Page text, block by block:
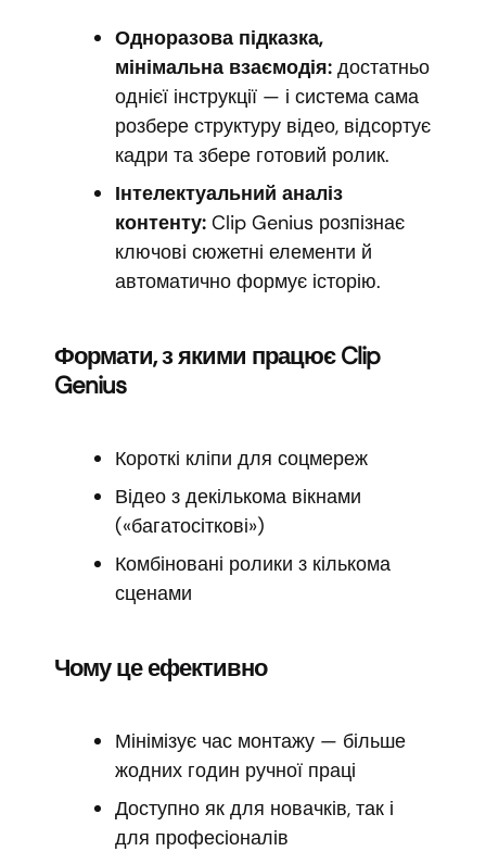
Одноразова підказка,
мінімальна взаємодія: достатньо
однієї інструкції — і система сама
розбере структуру відео, відсортує
кадри та збере готовий ролик.
Інтелектуальний аналіз
контенту: Clip Genius розпізнає
ключові сюжетні елементи й
автоматично формує історію.
Формати, з якими працює Clip
Genius
Короткі кліпи для соцмереж
Відео з декількома вікнами
(«багатосіткові»)
Комбіновані ролики з кількома
сценами
Чому це ефективно
Мінімізує час монтажу — більше
жодних годин ручної праці
Доступно як для новачків, так і
для професіоналів